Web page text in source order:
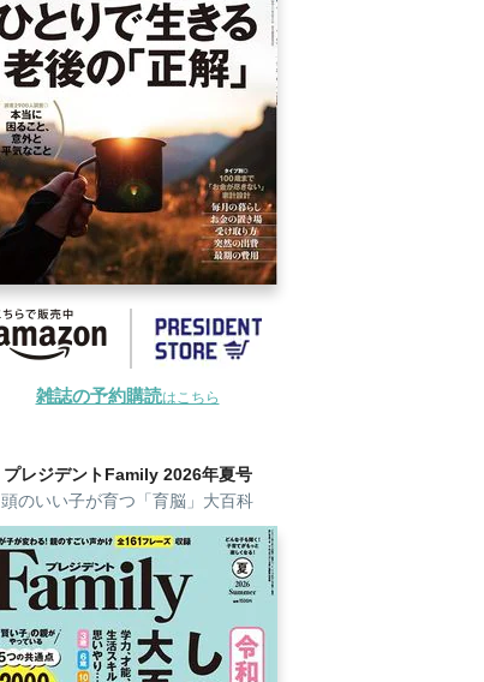
雑誌の予約購読はこちら
プレジデントFamily 2026年夏号
頭のいい子が育つ「育脳」大百科